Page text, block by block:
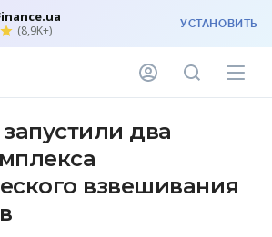
(8,9K+) УСТАНОВИТЬ
два
взвешивания